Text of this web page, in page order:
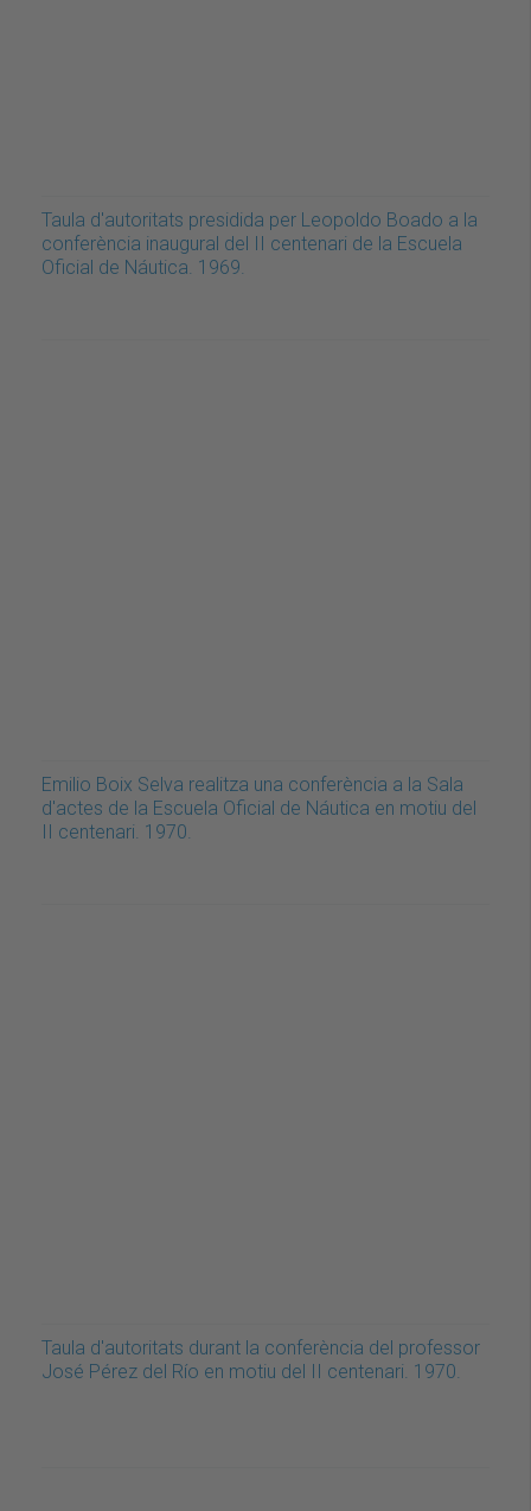
Taula d'autoritats presidida per Leopoldo Boado a la
conferència inaugural del II centenari de la Escuela
Oficial de Náutica. 1969.
Emilio Boix Selva realitza una conferència a la Sala
d'actes de la Escuela Oficial de Náutica en motiu del
II centenari. 1970.
Taula d'autoritats durant la conferència del professor
José Pérez del Río en motiu del II centenari. 1970.